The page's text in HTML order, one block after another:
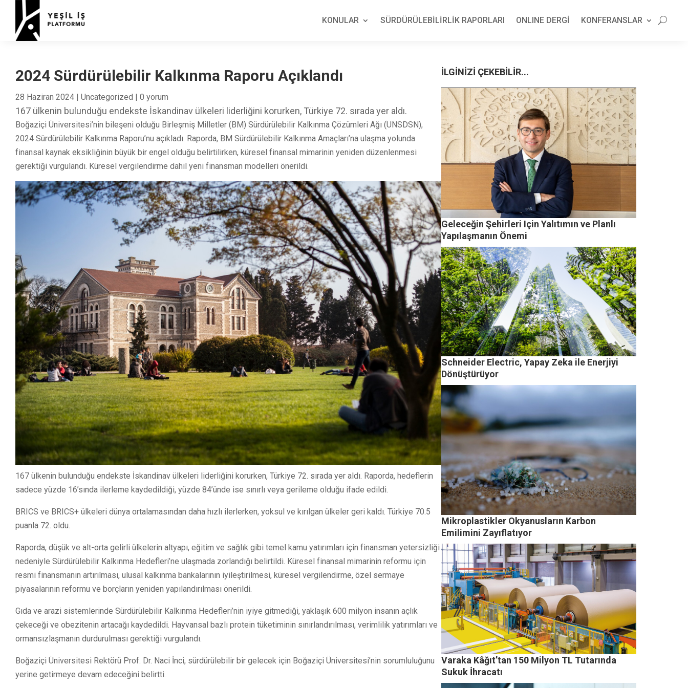
KONULAR SÜRDÜRÜLEBİLİRLİK RAPORLARI ONLINE DERGİ KONFERANSLAR
2024 Sürdürülebilir Kalkınma Raporu Açıklandı
28 Haziran 2024 | Uncategorized | 0 yorum
167 ülkenin bulunduğu endekste İskandinav ülkeleri liderliğini korurken, Türkiye 72. sırada yer aldı.
Boğaziçi Üniversitesi’nin bileşeni olduğu Birleşmiş Milletler (BM) Sürdürülebilir Kalkınma Çözümleri Ağı (UNSDSN),
2024 Sürdürülebilir Kalkınma Raporu’nu açıkladı. Raporda, BM Sürdürülebilir Kalkınma Amaçları’na ulaşma yolunda
finansal kaynak eksikliğinin büyük bir engel olduğu belirtilirken, küresel finansal mimarinin yeniden düzenlenmesi
gerektiği vurgulandı. Küresel vergilendirme dahil yeni finansman modelleri önerildi.
167 ülkenin bulunduğu endekste İskandinav ülkeleri liderliğini korurken, Türkiye 72. sırada yer aldı. Raporda, hedeflerin
sadece yüzde 16’sında ilerleme kaydedildiği, yüzde 84’ünde ise sınırlı veya gerileme olduğu ifade edildi.
BRICS ve BRICS+ ülkeleri dünya ortalamasından daha hızlı ilerlerken, yoksul ve kırılgan ülkeler geri kaldı. Türkiye 70.5
puanla 72. oldu.
Raporda, düşük ve alt-orta gelirli ülkelerin altyapı, eğitim ve sağlık gibi temel kamu yatırımları için finansman yetersizliği
nedeniyle Sürdürülebilir Kalkınma Hedefleri’ne ulaşmada zorlandığı belirtildi. Küresel finansal mimarinin reformu için
resmi finansmanın artırılması, ulusal kalkınma bankalarının iyileştirilmesi, küresel vergilendirme, özel sermaye
piyasalarının reformu ve borçların yeniden yapılandırılması önerildi.
Gıda ve arazi sistemlerinde Sürdürülebilir Kalkınma Hedefleri’nin iyiye gitmediği, yaklaşık 600 milyon insanın açlık
çekeceği ve obezitenin artacağı kaydedildi. Hayvansal bazlı protein tüketiminin sınırlandırılması, verimlilik yatırımları ve
ormansızlaşmanın durdurulması gerektiği vurgulandı.
Boğaziçi Üniversitesi Rektörü Prof. Dr. Naci İnci, sürdürülebilir bir gelecek için Boğaziçi Üniversitesi’nin sorumluluğunu
yerine getirmeye devam edeceğini belirtti.
İLGİNİZİ ÇEKEBİLİR...
Geleceğin Şehirleri Için Yalıtımın ve Planlı
Yapılaşmanın Önemi
Schneider Electric, Yapay Zeka ile Enerjiyi
Dönüştürüyor
Mikroplastikler Okyanusların Karbon
Emilimini Zayıflatıyor
Varaka Kâğıt’tan 150 Milyon TL Tutarında
Sukuk İhracatı